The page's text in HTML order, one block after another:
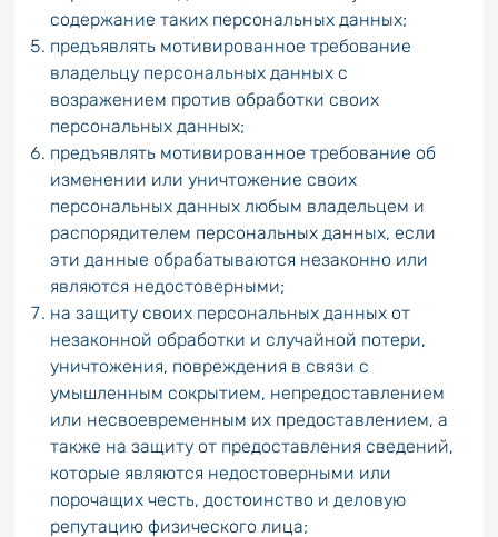
содержание таких персональных данных;
предъявлять мотивированное требование
владельцу персональных данных с
возражением против обработки своих
персональных данных;
предъявлять мотивированное требование об
изменении или уничтожение своих
персональных данных любым владельцем и
распорядителем персональных данных, если
эти данные обрабатываются незаконно или
являются недостоверными;
на защиту своих персональных данных от
незаконной обработки и случайной потери,
уничтожения, повреждения в связи с
умышленным сокрытием, непредоставлением
или несвоевременным их предоставлением, а
также на защиту от предоставления сведений,
которые являются недостоверными или
порочащих честь, достоинство и деловую
репутацию физического лица;